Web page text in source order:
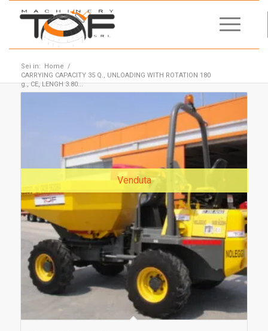
Sei in: Home /
CARRYING CAPACITY 35 Q., UNLOADING WITH ROTATION 180
g., CE, LENGH 3.80...
Venduta